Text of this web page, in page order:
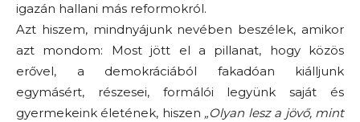
igazán hallani más reformokról.
Azt hiszem, mindnyájunk nevében beszélek, amikor
azt mondom: Most jött el a pillanat, hogy közös
erővel, a demokráciából fakadóan kiálljunk
egymásért, részesei, formálói legyünk saját és
gyermekeink életének, hiszen „Olyan lesz a jövő, mint